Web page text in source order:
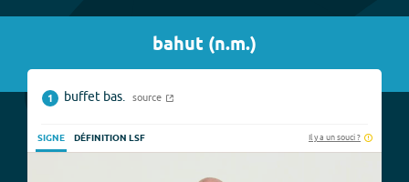
bahut (n.m.)
1 buffet bas. source
SIGNE DÉFINITION LSF Il y a un souci ?